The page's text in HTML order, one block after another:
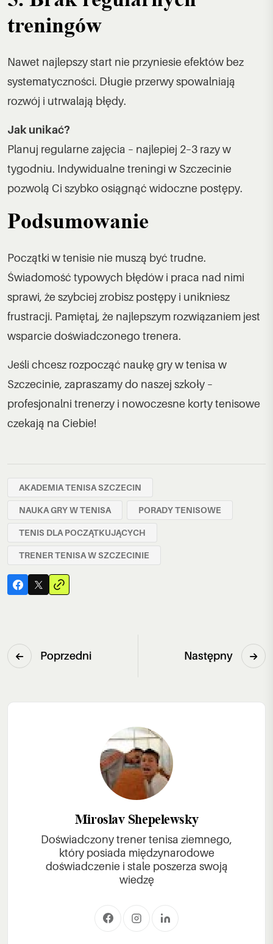
treningów
Nawet najlepszy start nie przyniesie efektów bez
systematyczności. Długie przerwy spowalniają
rozwój i utrwalają błędy.
Jak unikać?
Planuj regularne zajęcia – najlepiej 2–3 razy w
tygodniu. Indywidualne treningi w Szczecinie
pozwolą Ci szybko osiągnąć widoczne postępy.
Podsumowanie
Początki w tenisie nie muszą być trudne.
Świadomość typowych błędów i praca nad nimi
sprawi, że szybciej zrobisz postępy i unikniesz
frustracji. Pamiętaj, że najlepszym rozwiązaniem jest
wsparcie doświadczonego trenera.
Jeśli chcesz rozpocząć naukę gry w tenisa w
Szczecinie, zapraszamy do naszej szkoły –
profesjonalni trenerzy i nowoczesne korty tenisowe
czekają na Ciebie!
AKADEMIA TENISA SZCZECIN
NAUKA GRY W TENISA PORADY TENISOWE
TENIS DLA POCZĄTKUJĄCYCH
TRENER TENISA W SZCZECINIE
Poprzedni Następny
Miroslav Shepelewsky
Doświadczony trener tenisa ziemnego,
który posiada międzynarodowe
doświadczenie i stale poszerza swoją
wiedzę